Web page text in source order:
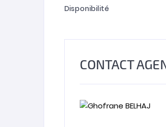
Disponibilité
CONTACT